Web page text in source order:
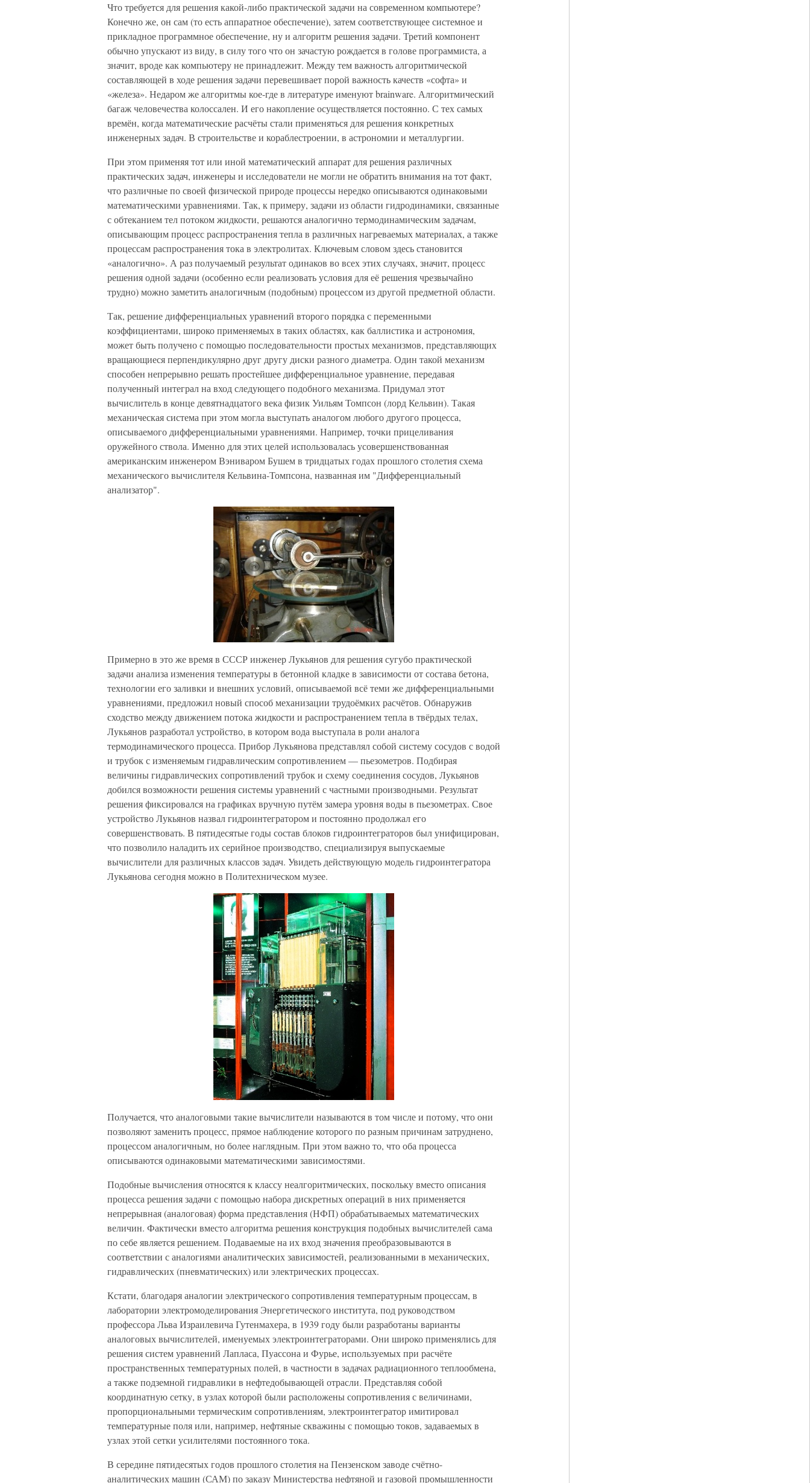
Что требуется для решения какой-либо практической задачи на современном компьютере?
Конечно же, он сам (то есть аппаратное обеспечение), затем соответствующее системное и
прикладное программное обеспечение, ну и алгоритм решения задачи. Третий компонент
обычно упускают из виду, в силу того что он зачастую рождается в голове программиста, а
значит, вроде как компьютеру не принадлежит. Между тем важность алгоритмической
составляющей в ходе решения задачи перевешивает порой важность качеств «софта» и
«железа». Недаром же алгоритмы кое-где в литературе именуют brainware. Алгоритмический
багаж человечества колоссален. И его накопление осуществляется постоянно. С тех самых
времён, когда математические расчёты стали применяться для решения конкретных
инженерных задач. В строительстве и кораблестроении, в астрономии и металлургии.
При этом применяя тот или иной математический аппарат для решения различных
практических задач, инженеры и исследователи не могли не обратить внимания на тот факт,
что различные по своей физической природе процессы нередко описываются одинаковыми
математическими уравнениями. Так, к примеру, задачи из области гидродинамики, связанные
с обтеканием тел потоком жидкости, решаются аналогично термодинамическим задачам,
описывающим процесс распространения тепла в различных нагреваемых материалах, а также
процессам распространения тока в электролитах. Ключевым словом здесь становится
«аналогично». А раз получаемый результат одинаков во всех этих случаях, значит, процесс
решения одной задачи (особенно если реализовать условия для её решения чрезвычайно
трудно) можно заметить аналогичным (подобным) процессом из другой предметной области.
Так, решение дифференциальных уравнений второго порядка с переменными
коэффициентами, широко применяемых в таких областях, как баллистика и астрономия,
может быть получено с помощью последовательности простых механизмов, представляющих
вращающиеся перпендикулярно друг другу диски разного диаметра. Один такой механизм
способен непрерывно решать простейшее дифференциальное уравнение, передавая
полученный интеграл на вход следующего подобного механизма. Придумал этот
вычислитель в конце девятнадцатого века физик Уильям Томпсон (лорд Кельвин). Такая
механическая система при этом могла выступать аналогом любого другого процесса,
описываемого дифференциальными уравнениями. Например, точки прицеливания
оружейного ствола. Именно для этих целей использовалась усовершенствованная
американским инженером Вэниваром Бушем в тридцатых годах прошлого столетия схема
механического вычислителя Кельвина-Томпсона, названная им "Дифференциальный
анализатор".
Примерно в это же время в СССР инженер Лукьянов для решения сугубо практической
задачи анализа изменения температуры в бетонной кладке в зависимости от состава бетона,
технологии его заливки и внешних условий, описываемой всё теми же дифференциальными
уравнениями, предложил новый способ механизации трудоёмких расчётов. Обнаружив
сходство между движением потока жидкости и распространением тепла в твёрдых телах,
Лукьянов разработал устройство, в котором вода выступала в роли аналога
термодинамического процесса. Прибор Лукьянова представлял собой систему сосудов с водой
и трубок с изменяемым гидравлическим сопротивлением — пьезометров. Подбирая
величины гидравлических сопротивлений трубок и схему соединения сосудов, Лукьянов
добился возможности решения системы уравнений с частными производными. Результат
решения фиксировался на графиках вручную путём замера уровня воды в пьезометрах. Свое
устройство Лукьянов назвал гидроинтегратором и постоянно продолжал его
совершенствовать. В пятидесятые годы состав блоков гидроинтеграторов был унифицирован,
что позволило наладить их серийное производство, специализируя выпускаемые
вычислители для различных классов задач. Увидеть действующую модель гидроинтегратора
Лукьянова сегодня можно в Политехническом музее.
Получается, что аналоговыми такие вычислители называются в том числе и потому, что они
позволяют заменить процесс, прямое наблюдение которого по разным причинам затруднено,
процессом аналогичным, но более наглядным. При этом важно то, что оба процесса
описываются одинаковыми математическими зависимостями.
Подобные вычисления относятся к классу неалгоритмических, поскольку вместо описания
процесса решения задачи с помощью набора дискретных операций в них применяется
непрерывная (аналоговая) форма представления (НФП) обрабатываемых математических
величин. Фактически вместо алгоритма решения конструкция подобных вычислителей сама
по себе является решением. Подаваемые на их вход значения преобразовываются в
соответствии с аналогиями аналитических зависимостей, реализованными в механических,
гидравлических (пневматических) или электрических процессах.
Кстати, благодаря аналогии электрического сопротивления температурным процессам, в
лаборатории электромоделирования Энергетического института, под руководством
профессора Льва Израилевича Гутенмахера, в 1939 году были разработаны варианты
аналоговых вычислителей, именуемых электроинтеграторами. Они широко применялись для
решения систем уравнений Лапласа, Пуассона и Фурье, используемых при расчёте
пространственных температурных полей, в частности в задачах радиационного теплообмена,
а также подземной гидравлики в нефтедобывающей отрасли. Представляя собой
координатную сетку, в узлах которой были расположены сопротивления с величинами,
пропорциональными термическим сопротивлениям, электроинтегратор имитировал
температурные поля или, например, нефтяные скважины с помощью токов, задаваемых в
узлах этой сетки усилителями постоянного тока.
В середине пятидесятых годов прошлого столетия на Пензенском заводе счётно-
аналитических машин (САМ) по заказу Министерства нефтяной и газовой промышленности